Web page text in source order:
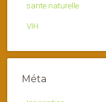
sante naturelle
VIH
Méta